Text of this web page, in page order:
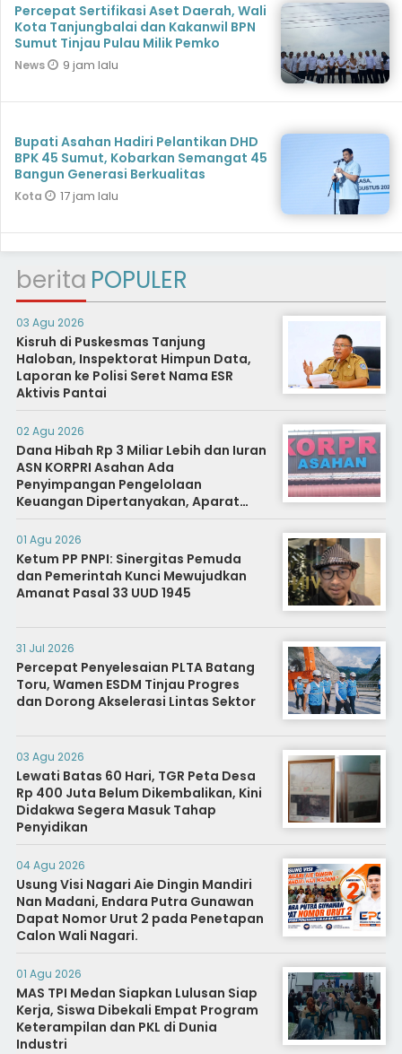
Percepat Sertifikasi Aset Daerah, Wali
Kota Tanjungbalai dan Kakanwil BPN
Sumut Tinjau Pulau Milik Pemko
News 9 jam lalu
Bupati Asahan Hadiri Pelantikan DHD
BPK 45 Sumut, Kobarkan Semangat 45
Bangun Generasi Berkualitas
Kota 17 jam lalu
berita POPULER
03 Agu 2026
Kisruh di Puskesmas Tanjung
Haloban, Inspektorat Himpun Data,
Laporan ke Polisi Seret Nama ESR
Aktivis Pantai
02 Agu 2026
Dana Hibah Rp 3 Miliar Lebih dan Iuran
ASN KORPRI Asahan Ada
Penyimpangan Pengelolaan
Keuangan Dipertanyakan, Aparat
Diminta Segera Usut
01 Agu 2026
Ketum PP PNPI: Sinergitas Pemuda
dan Pemerintah Kunci Mewujudkan
Amanat Pasal 33 UUD 1945
31 Jul 2026
Percepat Penyelesaian PLTA Batang
Toru, Wamen ESDM Tinjau Progres
dan Dorong Akselerasi Lintas Sektor
03 Agu 2026
Lewati Batas 60 Hari, TGR Peta Desa
Rp 400 Juta Belum Dikembalikan, Kini
Didakwa Segera Masuk Tahap
Penyidikan
04 Agu 2026
Usung Visi Nagari Aie Dingin Mandiri
Nan Madani, Endara Putra Gunawan
Dapat Nomor Urut 2 pada Penetapan
Calon Wali Nagari.
01 Agu 2026
MAS TPI Medan Siapkan Lulusan Siap
Kerja, Siswa Dibekali Empat Program
Keterampilan dan PKL di Dunia
Industri